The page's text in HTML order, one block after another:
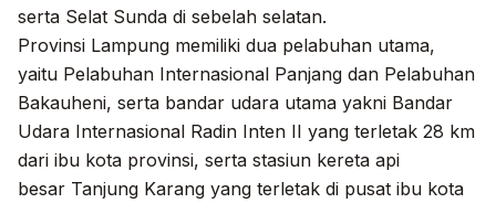
serta Selat Sunda di sebelah selatan.
Provinsi Lampung memiliki dua pelabuhan utama,
yaitu Pelabuhan Internasional Panjang dan Pelabuhan
Bakauheni, serta bandar udara utama yakni Bandar
Udara Internasional Radin Inten II yang terletak 28 km
dari ibu kota provinsi, serta stasiun kereta api
besar Tanjung Karang yang terletak di pusat ibu kota